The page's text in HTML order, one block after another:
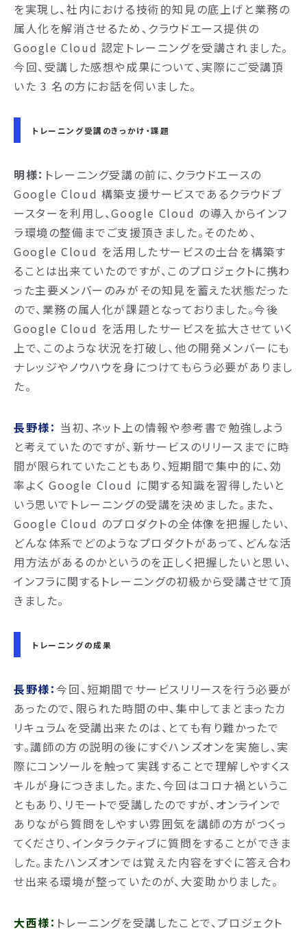
を実現し、社内における技術的知見の底上げと業務の
属人化を解消させるため、クラウドエース提供の
Google Cloud 認定トレーニングを受講されました。
今回、受講した感想や成果について、実際にご受講頂
いた 3 名の方にお話を伺いました。
トレーニング受講のきっかけ・課題
明様： トレーニング受講の前に、クラウドエースの
Google Cloud 構築支援サービスであるクラウドブ
ースターを利用し、Google Cloud の導入からインフ
ラ環境の整備までご支援頂きました。そのため、
Google Cloud を活用したサービスの土台を構築す
ることは出来ていたのですが、このプロジェクトに携わ
った主要メンバーのみがその知見を蓄えた状態だった
ので、業務の属人化が課題となっておりました。今後
Google Cloud を活用したサービスを拡大させていく
上で、このような状況を打破し、他の開発メンバーにも
ナレッジやノウハウを身につけてもらう必要がありまし
た。
長野様： 当初、ネット上の情報や参考書で勉強しよう
と考えていたのですが、新サービスのリリースまでに時
間が限られていたこともあり、短期間で集中的に、効
率よく Google Cloud に関する知識を習得したいと
いう思いでトレーニングの受講を決めました。また、
Google Cloud のプロダクトの全体像を把握したい、
どんな体系でどのようなプロダクトがあって、どんな活
用方法があるのかというのを正しく把握したいと思い、
インフラに関するトレーニングの初級から受講させて頂
きました。
トレーニングの成果
長野様：今回、短期間でサービスリリースを行う必要が
あったので、限られた時間の中、集中してまとまったカ
リキュラムを受講出来たのは、とても有り難かったで
す。講師の方の説明の後にすぐハンズオンを実施し、実
際にコンソールを触って実践することで理解しやすくス
キルが身につきました。また、今回はコロナ禍というこ
ともあり、リモートで受講したのですが、オンラインで
ありながら質問をしやすい雰囲気を講師の方がつくっ
てくださり、インタラクティブに質問をすることができま
した。またハンズオンでは覚えた内容をすぐに答え合わ
せ出来る環境が整っていたのが、大変助かりました。
大西様： トレーニングを受講したことで、プロジェクト